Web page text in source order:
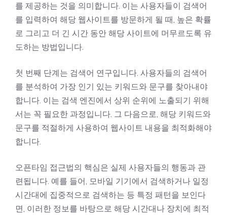
를 제공하는 것을 의미합니다. 이는 사용자들이 검색어
를 입력하여 해당 웹사이트를 방문하게 될 때, 높은 확률
로 그리고 더 긴 시간 동안 해당 사이트에 머무르도록 유
도하는 방법입니다.
첫 번째 단계는 검색어 연구입니다. 사용자들의 검색어
를 분석하여 가장 인기 있는 키워드와 문구를 찾아내야
합니다. 이는 검색 엔진에서 상위 순위에 노출되기 위해
서는 꼭 필요한 과정입니다. 그 다음으로, 해당 키워드와
문구를 적절하게 사용하여 웹사이트 내용을 최적화해야
합니다.
오픈타임 접근법의 핵심은 실제 사용자들의 행동과 관
련됩니다. 예를 들어, 모바일 기기에서 검색하거나 일정
시간대에 집중적으로 검색하는 등 특정 패턴을 보인다
면, 이러한 정보를 바탕으로 해당 시간대나 장치에 최적